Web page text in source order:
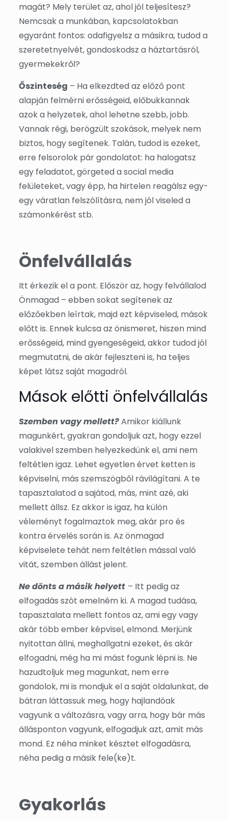
magát? Mely terület az, ahol jól teljesítesz?
Nemcsak a munkában, kapcsolatokban
egyaránt fontos: odafigyelsz a másikra, tudod a
szeretetnyelvét, gondoskodsz a háztartásról,
gyermekekről?
Őszinteség – Ha elkezdted az előző pont
alapján felmérni erősségeid, előbukkannak
azok a helyzetek, ahol lehetne szebb, jobb.
Vannak régi, berögzült szokások, melyek nem
biztos, hogy segítenek. Talán, tudod is ezeket,
erre felsorolok pár gondolatot: ha halogatsz
egy feladatot, görgeted a social media
felületeket, vagy épp, ha hirtelen reagálsz egy-
egy váratlan felszólításra, nem jól viseled a
számonkérést stb.
Önfelvállalás
Itt érkezik el a pont. Először az, hogy felvállalod
Önmagad – ebben sokat segítenek az
előzőekben leírtak, majd ezt képviseled, mások
előtt is. Ennek kulcsa az önismeret, hiszen mind
erősségeid, mind gyengeségeid, akkor tudod jól
megmutatni, de akár fejleszteni is, ha teljes
képet látsz saját magadról.
Mások előtti önfelvállalás
Szemben vagy mellett?Amikor kiállunk
magunkért, gyakran gondoljuk azt, hogy ezzel
valakivel szemben helyezkedünk el, ami nem
feltétlen igaz. Lehet egyetlen érvet ketten is
képviselni, más szemszögből rávilágítani. A te
tapasztalatod a sajátod, más, mint azé, aki
mellett állsz. Ez akkor is igaz, ha külön
véleményt fogalmaztok meg, akár pro és
kontra érvelés során is. Az önmagad
képviselete tehát nem feltétlen mással való
vitát, szemben állást jelent.
Ne dönts a másik helyett – Itt pedig az
elfogadás szót emelném ki. A magad tudása,
tapasztalata mellett fontos az, ami egy vagy
akár több ember képvisel, elmond. Merjünk
nyitottan állni, meghallgatni ezeket, és akár
elfogadni, még ha mi mást fogunk lépni is. Ne
hazudtoljuk meg magunkat, nem erre
gondolok, mi is mondjuk el a saját oldalunkat, de
bátran láttassuk meg, hogy hajlandóak
vagyunk a változásra, vagy arra, hogy bár más
állásponton vagyunk, elfogadjuk azt, amit más
mond. Ez néha minket késztet elfogadásra,
néha pedig a másik fele(ke)t.
Gyakorlás